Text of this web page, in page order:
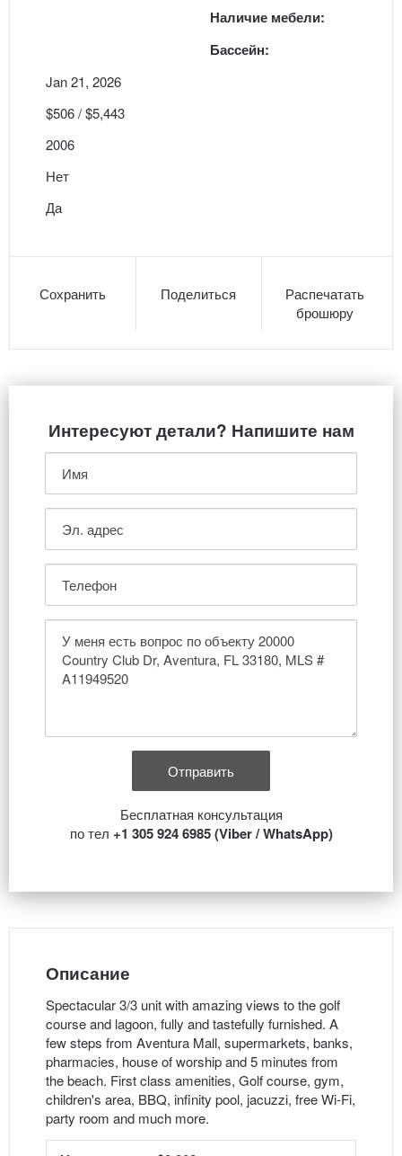
Наличие мебели:
Бассейн:
Jan 21, 2026
$506 / $5,443
2006
Нет
Да
Сохранить Поделиться
Распечатать
брошюру
Интересуют детали? Напишите нам
Бесплатная консультация
по тел +1 305 924 6985 (Viber / WhatsApp)
Описание
Spectacular 3/3 unit with amazing views to the golf
course and lagoon, fully and tastefully furnished. A
few steps from Aventura Mall, supermarkets, banks,
pharmacies, house of worship and 5 minutes from
the beach. First class amenities, Golf course, gym,
children's area, BBQ, infinity pool, jacuzzi, free Wi-Fi,
party room and much more.